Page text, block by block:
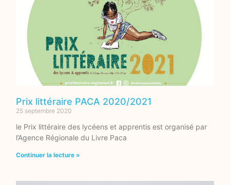
Prix littéraire PACA 2020/2021
25 septembre 2020
le Prix littéraire des lycéens et apprentis est organisé par
l’Agence Régionale du Livre Paca
Continuer la lecture »